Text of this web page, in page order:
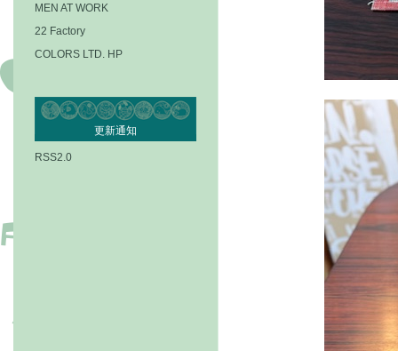
MEN AT WORK
22 Factory
COLORS LTD. HP
更新通知
RSS2.0